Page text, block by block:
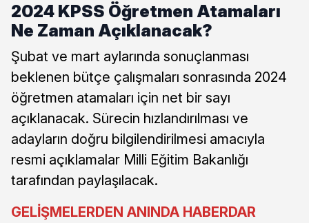
2024 KPSS Öğretmen Atamaları
Ne Zaman Açıklanacak?
Şubat ve mart aylarında sonuçlanması
beklenen bütçe çalışmaları sonrasında 2024
öğretmen atamaları için net bir sayı
açıklanacak. Sürecin hızlandırılması ve
adayların doğru bilgilendirilmesi amacıyla
resmi açıklamalar Milli Eğitim Bakanlığı
tarafından paylaşılacak.
GELİŞMELERDEN ANINDA HABERDAR